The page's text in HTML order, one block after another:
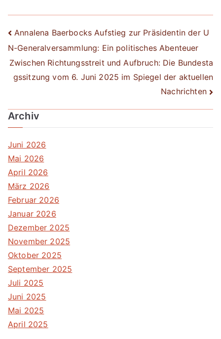
Beitrags-
Navigation
Annalena Baerbocks Aufstieg zur Präsidentin der U
N-Generalversammlung: Ein politisches Abenteuer
Zwischen Richtungsstreit und Aufbruch: Die Bundesta
gssitzung vom 6. Juni 2025 im Spiegel der aktuellen
Nachrichten
Archiv
Juni 2026
Mai 2026
April 2026
März 2026
Februar 2026
Januar 2026
Dezember 2025
November 2025
Oktober 2025
September 2025
Juli 2025
Juni 2025
Mai 2025
April 2025